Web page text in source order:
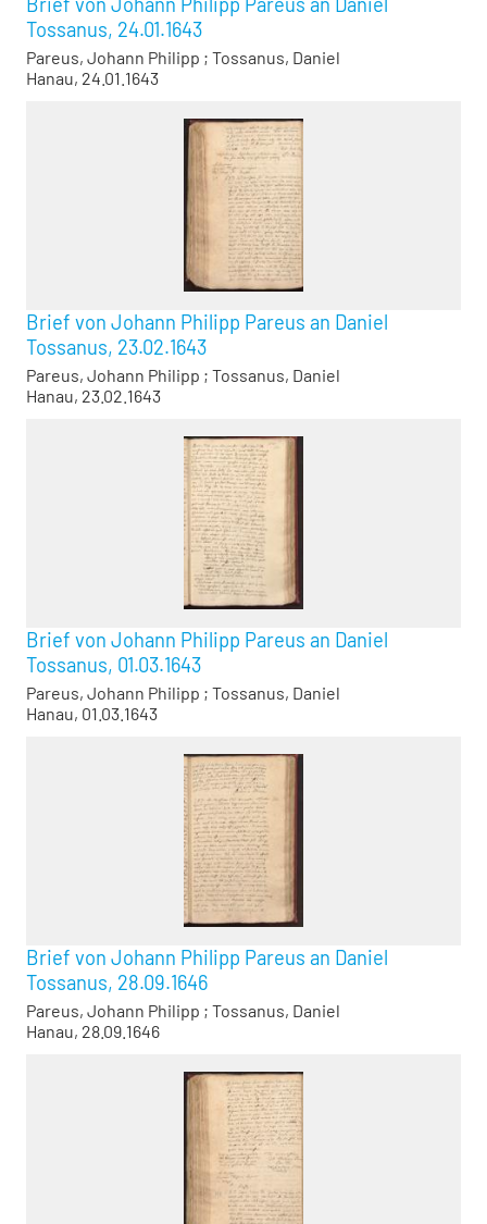
Tossanus, 24.01.1643
Pareus, Johann Philipp ; Tossanus, Daniel
Hanau, 24.01.1643
Brief von Johann Philipp Pareus an Daniel
Tossanus, 23.02.1643
Pareus, Johann Philipp ; Tossanus, Daniel
Hanau, 23.02.1643
Brief von Johann Philipp Pareus an Daniel
Tossanus, 01.03.1643
Pareus, Johann Philipp ; Tossanus, Daniel
Hanau, 01.03.1643
Brief von Johann Philipp Pareus an Daniel
Tossanus, 28.09.1646
Pareus, Johann Philipp ; Tossanus, Daniel
Hanau, 28.09.1646